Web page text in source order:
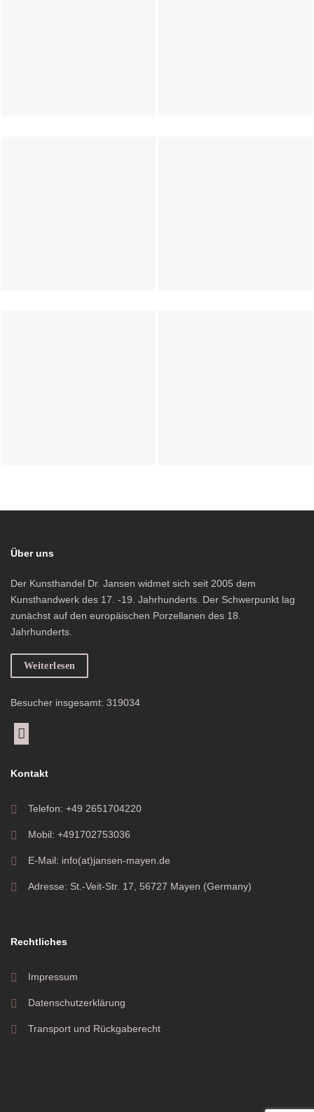
Über uns
Der Kunsthandel Dr. Jansen widmet sich seit 2005 dem
Kunsthandwerk des 17. -19. Jahrhunderts. Der Schwerpunkt lag
zunächst auf den europäischen Porzellanen des 18.
Jahrhunderts.
Weiterlesen
Besucher insgesamt: 319034
Kontakt
Telefon: +49 2651704220
Mobil: +491702753036
E-Mail: info(at)jansen-mayen.de
Adresse: St.-Veit-Str. 17, 56727 Mayen (Germany)
Rechtliches
Impressum
Datenschutzerklärung
Transport und Rückgaberecht